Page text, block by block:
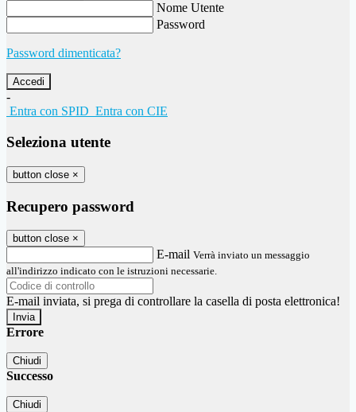
Nome Utente
Password
Password dimenticata?
-
Entra con SPID Entra con CIE
Seleziona utente
button close ×
Recupero password
button close ×
E-mail Verrà inviato un messaggio
all'indirizzo indicato con le istruzioni necessarie.
E-mail inviata, si prega di controllare la casella di posta elettronica!
Errore
Chiudi
Successo
Chiudi